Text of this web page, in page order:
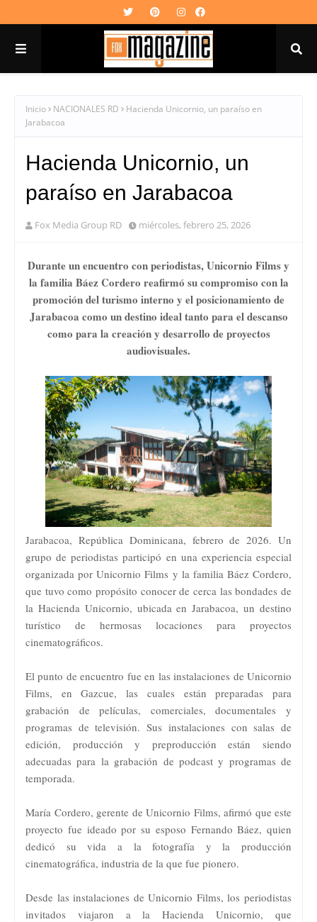
Inicio NACIONALES RD
Hacienda Unicornio, un paraíso en
Jarabacoa
Hacienda Unicornio, un
paraíso en Jarabacoa
Fox Media Group RD miércoles, febrero 25, 2026
Durante un encuentro con periodistas, Unicornio Films y
la familia Báez Cordero reafirmó su compromiso con la
promoción del turismo interno y el posicionamiento de
Jarabacoa como un destino ideal tanto para el descanso
como para la creación y desarrollo de proyectos
audiovisuales.
Jarabacoa, República Dominicana, febrero de 2026. Un
grupo de periodistas participó en una experiencia especial
organizada por Unicornio Films y la familia Báez Cordero,
que tuvo como propósito conocer de cerca las bondades de
la Hacienda Unicornio, ubicada en Jarabacoa, un destino
turístico de hermosas locaciones para proyectos
cinematográficos.
El punto de encuentro fue en las instalaciones de Unicornio
Films, en Gazcue, las cuales están preparadas para
grabación de películas, comerciales, documentales y
programas de televisión. Sus instalaciones con salas de
edición, producción y preproducción están siendo
adecuadas para la grabación de podcast y programas de
temporada.
María Cordero, gerente de Unicornio Films, afirmó que este
proyecto fue ideado por su esposo Fernando Báez, quien
dedicó su vida a la fotografía y la producción
cinematográfica, industria de la que fue pionero.
Desde las instalaciones de Unicornio Films, los periodistas
invitados viajaron a la Hacienda Unicornio, que